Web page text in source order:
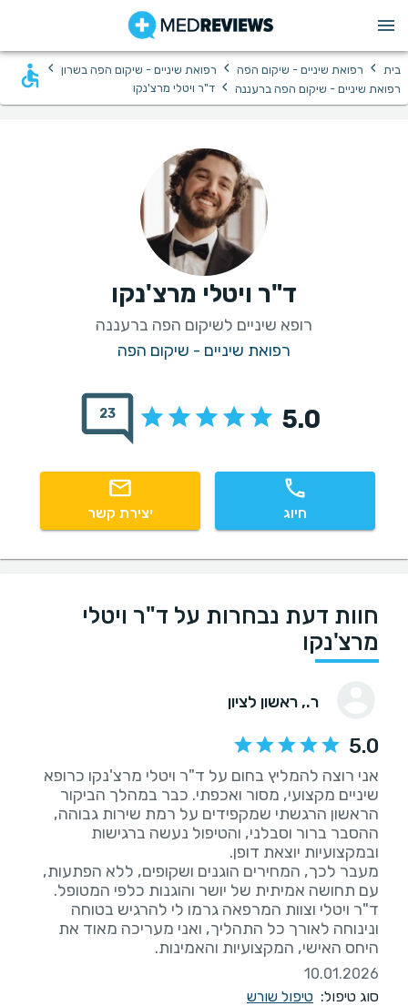
בית › רפואת שיניים - שיקום הפה › רפואת שיניים - שיקום הפה בשרון ›
רפואת שיניים - שיקום הפה ברעננה › ד"ר ויטלי מרצ'נקו
ד"ר ויטלי מרצ'נקו
רופא שיניים לשיקום הפה ברעננה
רפואת שיניים - שיקום הפה
5.0
23
חיוג יצירת קשר
חוות דעת נבחרות על ד"ר ויטלי
מרצ'נקו
ר., ראשון לציון
5.0
אני רוצה להמליץ בחום על ד"ר ויטלי מרצ'נקו כרופא
שיניים מקצועי, מסור ואכפתי. כבר במהלך הביקור
הראשון הרגשתי שמקפידים על רמת שירות גבוהה,
ההסבר ברור וסבלני, והטיפול נעשה ברגישות
מעבר לכך, המחירים הוגנים ושקופים, ללא הפתעות,
ד"ר ויטלי וצוות המרפאה גרמו לי להרגיש בטוחה
ונינוחה לאורך כל התהליך, ואני מעריכה מאוד את
היחס האישי, המקצועיות והאמינות.
10.01.2026
סוג טיפול: טיפול שורש